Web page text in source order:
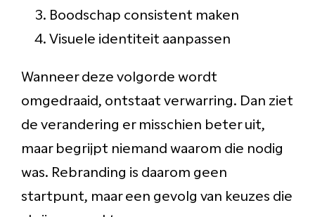
Boodschap consistent maken
Visuele identiteit aanpassen
Wanneer deze volgorde wordt
omgedraaid, ontstaat verwarring. Dan ziet
de verandering er misschien beter uit,
maar begrijpt niemand waarom die nodig
was. Rebranding is daarom geen
startpunt, maar een gevolg van keuzes die